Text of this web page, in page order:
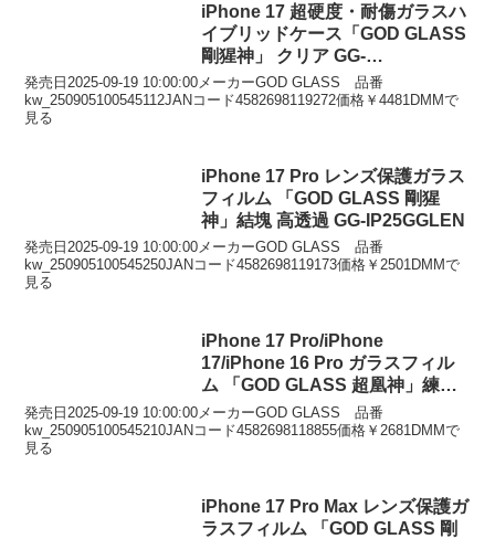
iPhone 17 超硬度・耐傷ガラスハ
イブリッドケース「GOD GLASS
剛猩神」 クリア GG-
IM25CGGSCL
発売日2025-09-19 10:00:00メーカーGOD GLASS 品番
kw_250905100545112JANコード4582698119272価格￥4481DMMで
見る
iPhone 17 Pro レンズ保護ガラス
フィルム 「GOD GLASS 剛猩
神」結塊 高透過 GG-IP25GGLEN
発売日2025-09-19 10:00:00メーカーGOD GLASS 品番
kw_250905100545250JANコード4582698119173価格￥2501DMMで
見る
iPhone 17 Pro/iPhone
17/iPhone 16 Pro ガラスフィル
ム 「GOD GLASS 超凰神」練磨
ブルーライトカット GG-IP25GB
発売日2025-09-19 10:00:00メーカーGOD GLASS 品番
kw_250905100545210JANコード4582698118855価格￥2681DMMで
見る
iPhone 17 Pro Max レンズ保護ガ
ラスフィルム 「GOD GLASS 剛